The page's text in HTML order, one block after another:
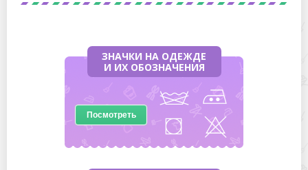
ЗНАЧКИ НА ОДЕЖДЕ
И ИХ ОБОЗНАЧЕНИЯ
Посмотреть